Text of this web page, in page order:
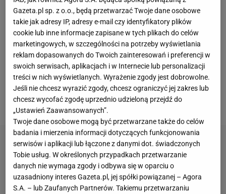
samoocenę. Była liderka juniorskiegorankingu WTA
w ostatnich miesiącach przyłączyła się dowalki
hejtem w sieci,który spotyka ją m.in. z powodu na
wygląd oraz poruszanie tematów tabu. Okazuje się
jednak, że wiele osób stoi za nią murem, a ona sama
nadalpróbuje szukać rozwiązań do walki z
nienawiścią.
Gazeta.pl sp. z o.o., będą przetwarzać Twoje dane osobowe
takie jak adresy IP, adresy e-mail czy identyfikatory plików
cookie lub inne informacje zapisane w tych plikach do celów
marketingowych, w szczególności na potrzeby wyświetlania
reklam dopasowanych do Twoich zainteresowań i preferencji w
swoich serwisach, aplikacjach i w Internecie lub personalizacji
treści w nich wyświetlanych. Wyrażenie zgody jest dobrowolne.
Jeśli nie chcesz wyrazić zgody, chcesz ograniczyć jej zakres lub
chcesz wycofać zgodę uprzednio udzieloną przejdź do
„Ustawień Zaawansowanych”.
Twoje dane osobowe mogą być przetwarzane także do celów
badania i mierzenia informacji dotyczących funkcjonowania
serwisów i aplikacji lub łączone z danymi dot. świadczonych
Tobie usług. W określonych przypadkach przetwarzanie
danych nie wymaga zgody i odbywa się w oparciu o
uzasadniony interes Gazeta.pl, jej spółki powiązanej – Agora
S.A. – lub Zaufanych Partnerów. Takiemu przetwarzaniu